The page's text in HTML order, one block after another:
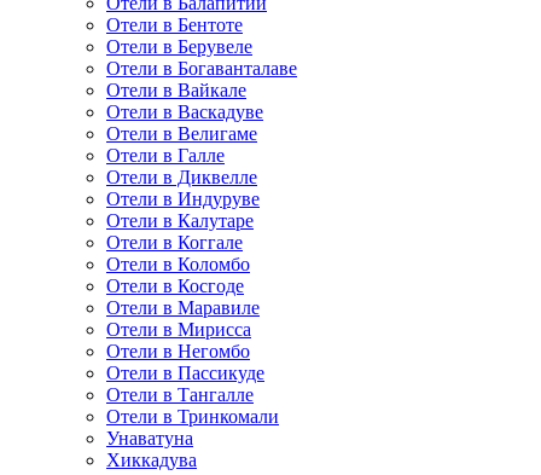
Отели в Бентоте
Отели в Берувеле
Отели в Богаванталаве
Отели в Вайкале
Отели в Васкадуве
Отели в Велигаме
Отели в Галле
Отели в Диквелле
Отели в Индуруве
Отели в Калутаре
Отели в Коггале
Отели в Коломбо
Отели в Косгоде
Отели в Маравиле
Отели в Мирисса
Отели в Негомбо
Отели в Пассикуде
Отели в Тангалле
Отели в Тринкомали
Унаватуна
Хиккадува